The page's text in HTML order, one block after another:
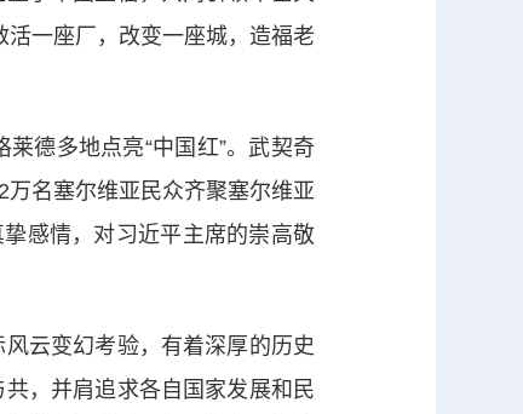
一座厂，改变一座城，造福老
德多地点亮“中国红”。武契奇
名塞尔维亚民众齐聚塞尔维亚
感情，对习近平主席的崇高敬
云变幻考验，有着深厚的历史
，并肩追求各自国家发展和民